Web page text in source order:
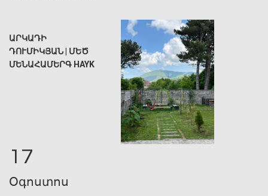
ԱՐԿԱԴԻ
ԴՈՒՄԻԿՅԱՆ | ՄԵԾ
ՄԵՆԱՀԱՄԵՐԳ HAYK
17
Օգոստոս